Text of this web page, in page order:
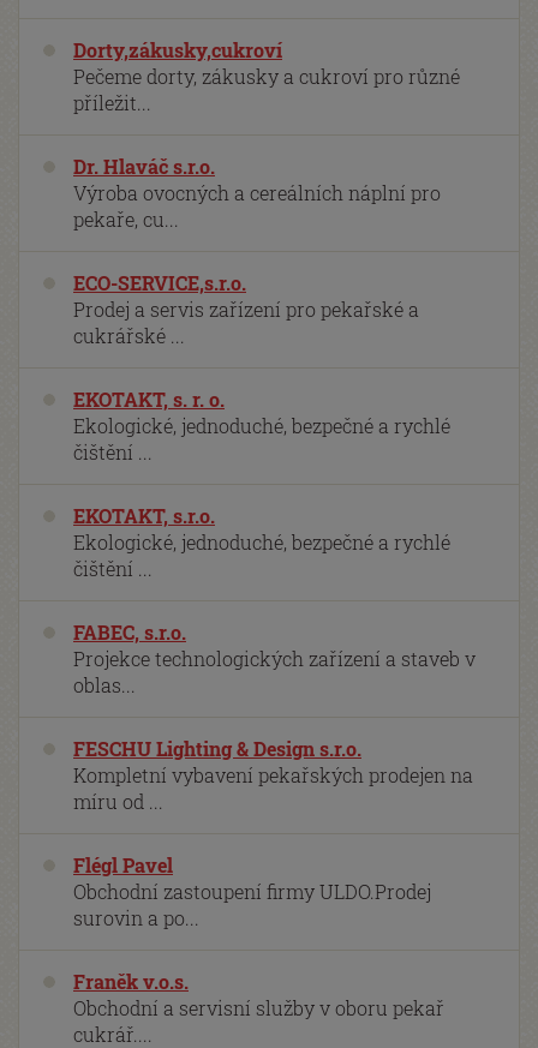
Dorty,zákusky,cukroví
Pečeme dorty, zákusky a cukroví pro různé
příležit...
Dr. Hlaváč s.r.o.
Výroba ovocných a cereálních náplní pro
pekaře, cu...
ECO-SERVICE,s.r.o.
Prodej a servis zařízení pro pekařské a
cukrářské ...
EKOTAKT, s. r. o.
Ekologické, jednoduché, bezpečné a rychlé
čištění ...
EKOTAKT, s.r.o.
Ekologické, jednoduché, bezpečné a rychlé
čištění ...
FABEC, s.r.o.
Projekce technologických zařízení a staveb v
oblas...
FESCHU Lighting & Design s.r.o.
Kompletní vybavení pekařských prodejen na
míru od ...
Flégl Pavel
Obchodní zastoupení firmy ULDO.Prodej
surovin a po...
Franěk v.o.s.
Obchodní a servisní služby v oboru pekař
cukrář....